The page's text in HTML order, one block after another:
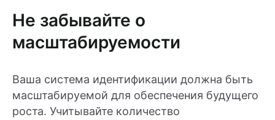
Не забывайте о
масштабируемости
Ваша система идентификации должна быть
масштабируемой для обеспечения будущего
роста. Учитывайте количество